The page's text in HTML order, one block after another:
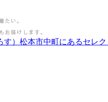
す）松本市中町にあるセレ